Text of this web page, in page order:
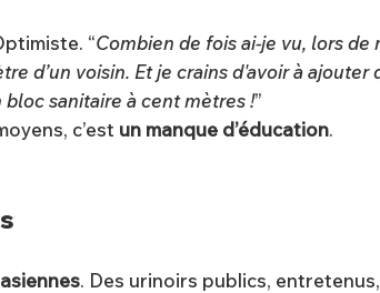
“Combien de fois ai-je vu, lors
d’un voisin. Et je crains d'avoir à
sanitaire à cent mètres !”
c’est un manque d’éducation.
. Des urinoirs publics,